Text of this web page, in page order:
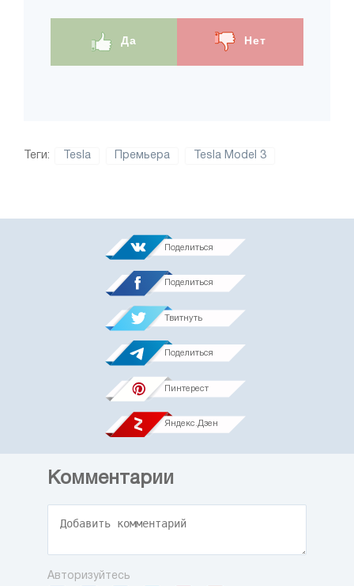
Да Нет
Теги: Tesla Премьера Tesla Model 3
Поделиться
Поделиться
Твитнуть
Поделиться
Пинтерест
Яндекс.Дзен
Комментарии
Авторизуйтесь